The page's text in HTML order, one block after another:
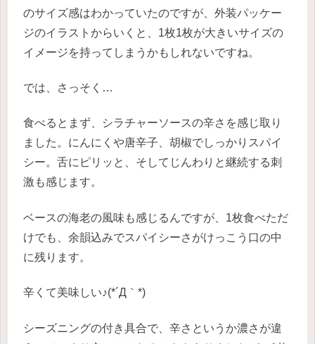
のサイズ感はわかっていたのですが、外装パッケー
ジのイラストからいくと、1枚1枚が大きいサイズの
イメージを持ってしまうかもしれないですね。
では、さっそく…
食べるとまず、シラチャーソースの辛さを感じ取り
ました。にんにくや唐辛子、胡椒でしっかりスパイ
シー。舌にピリッと、そしてじんわりと継続する刺
激も感じます。
ベースの海老の風味も感じるんですが、1枚食べただ
けでも、余韻込みでスパイシーさがけっこう口の中
に残ります。
辛くて美味しい♪(*´Д｀*)
シーズニングの付き具合で、辛さというか濃さが違